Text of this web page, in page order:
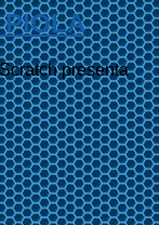
PIOLA
presenta